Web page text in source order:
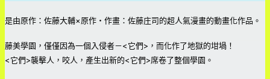
是由原作：佐藤大輔×原作・作畫：佐藤庄司的超人氣漫畫的動畫化作品。
藤美學園，僅僅因為一個入侵者－<它們>，而化作了地獄的坩堝！
<它們>襲擊人，咬人，產生出新的<它們>席卷了整個學園。